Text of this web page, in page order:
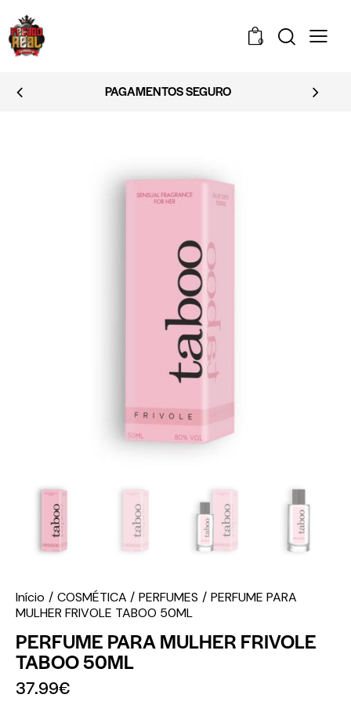
0
EMBALAGEM DISCRETA
Início COSMÉTICA PERFUMES
PERFUME PARA
MULHER FRIVOLE TABOO 50ML
PERFUME PARA MULHER FRIVOLE
TABOO 50ML
37.99€